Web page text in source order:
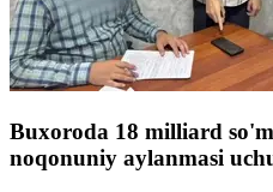
Buxoroda 18 milliard
noqonuniy aylanmasi